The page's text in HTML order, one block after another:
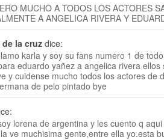
MUCHO A TODOS LOS ACTORES
A ANGELICA RIVERA Y
la cruz dice:
karla y soy su fans numero 1 de
eduardo yañez a angelica rivera
y cuidense mucho todos los actores de
de pelo pintado bye
lorena de argentina y les cuento q
ve muchisima gente,entre ella yo.esta